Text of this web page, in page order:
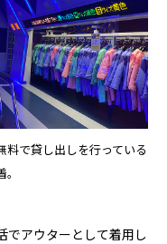
料で貸し出しを行っている
でアウターとして着用し